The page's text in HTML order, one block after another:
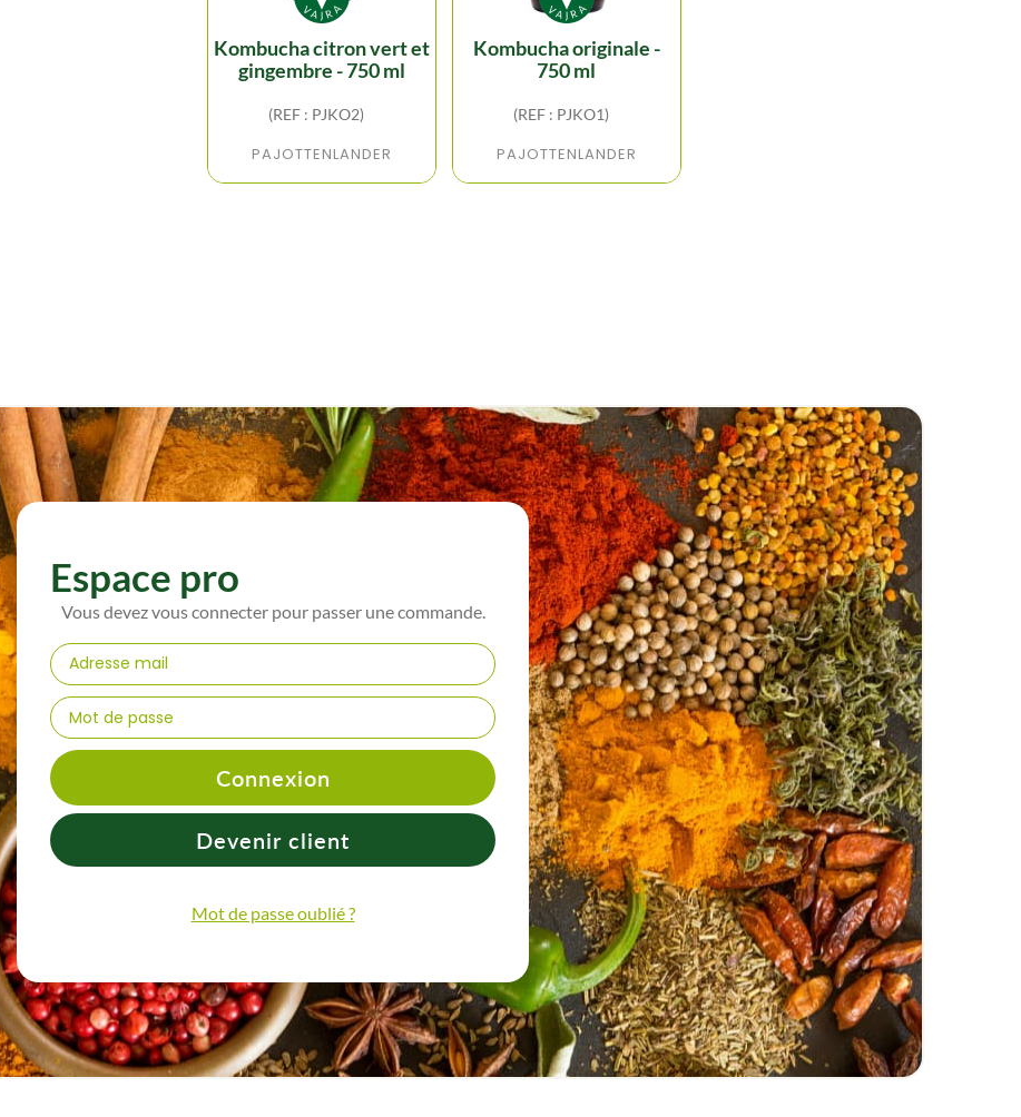
kombucha citron vert et
gingembre - 750 ml
(REF : PJKO2)
PAJOTTENLANDER
kombucha originale -
750 ml
(REF : PJKO1)
PAJOTTENLANDER
Espace pro
Vous devez vous connecter pour passer une commande.
Connexion
Devenir client
Mot de passe oublié ?